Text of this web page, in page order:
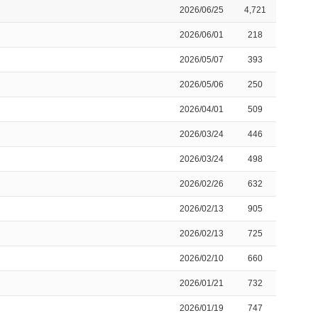
2026/06/25 4,721
2026/06/01 218
2026/05/07 393
2026/05/06 250
2026/04/01 509
2026/03/24 446
2026/03/24 498
2026/02/26 632
2026/02/13 905
2026/02/13 725
2026/02/10 660
2026/01/21 732
2026/01/19 747